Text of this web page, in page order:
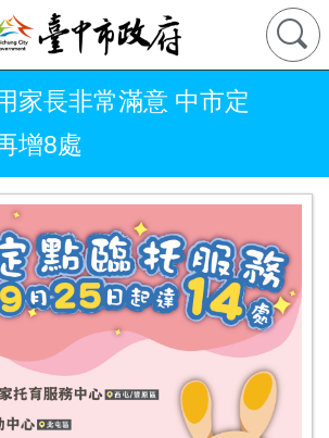
家長非常滿意 中市定
增8處